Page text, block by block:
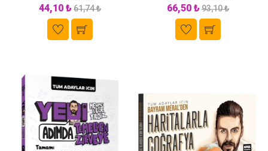
44,10 ₺61,74 ₺ 66,50 ₺93,10 ₺